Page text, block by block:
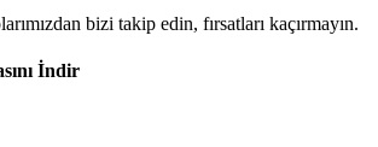
bizi takip edin, fırsatları kaçırmayın.
İndir